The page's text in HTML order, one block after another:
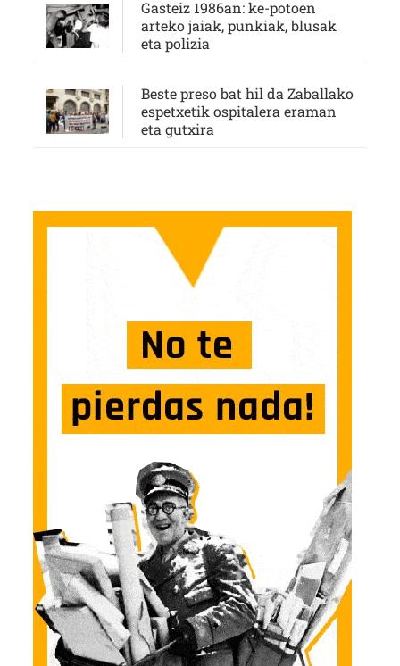
Gasteiz 1986an: ke-potoen
arteko jaiak, punkiak, blusak
eta polizia
Beste preso bat hil da Zaballako
espetxetik ospitalera eraman
eta gutxira